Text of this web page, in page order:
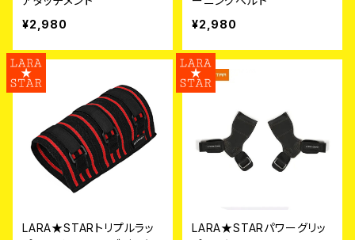
¥2,980
¥2,980
LARA★STARトリプルラッ
LARA★STARパワーグリッ